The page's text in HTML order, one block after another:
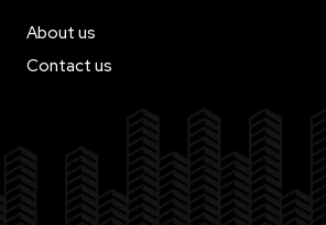
About us
Contact us